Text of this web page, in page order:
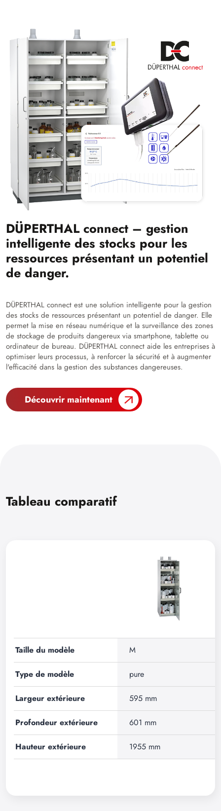
DÜPERTHAL connect – gestion
intelligente des stocks pour les
ressources présentant un potentiel
de danger.
DÜPERTHAL connect est une solution intelligente pour la gestion
des stocks de ressources présentant un potentiel de danger. Elle
permet la mise en réseau numérique et la surveillance des zones
de stockage de produits dangereux via smartphone, tablette ou
ordinateur de bureau. DÜPERTHAL connect aide les entreprises à
optimiser leurs processus, à renforcer la sécurité et à augmenter
l'efficacité dans la gestion des substances dangereuses.
Découvrir maintenant
Tableau comparatif
Taille du modèle M
Type de modèle pure
Largeur extérieure 595 mm
Profondeur extérieure 601 mm
Hauteur extérieure 1955 mm